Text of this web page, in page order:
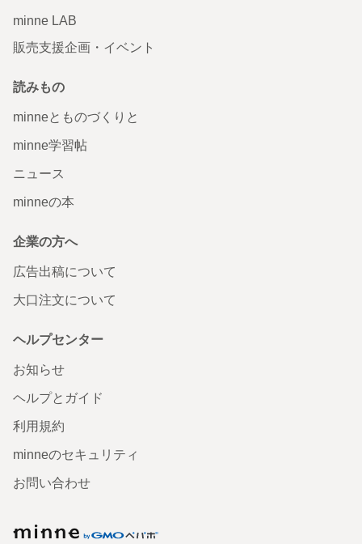
minne LAB
販売支援企画・イベント
読みもの
minneとものづくりと
minne学習帖
ニュース
minneの本
企業の方へ
広告出稿について
大口注文について
ヘルプセンター
お知らせ
ヘルプとガイド
利用規約
minneのセキュリティ
お問い合わせ